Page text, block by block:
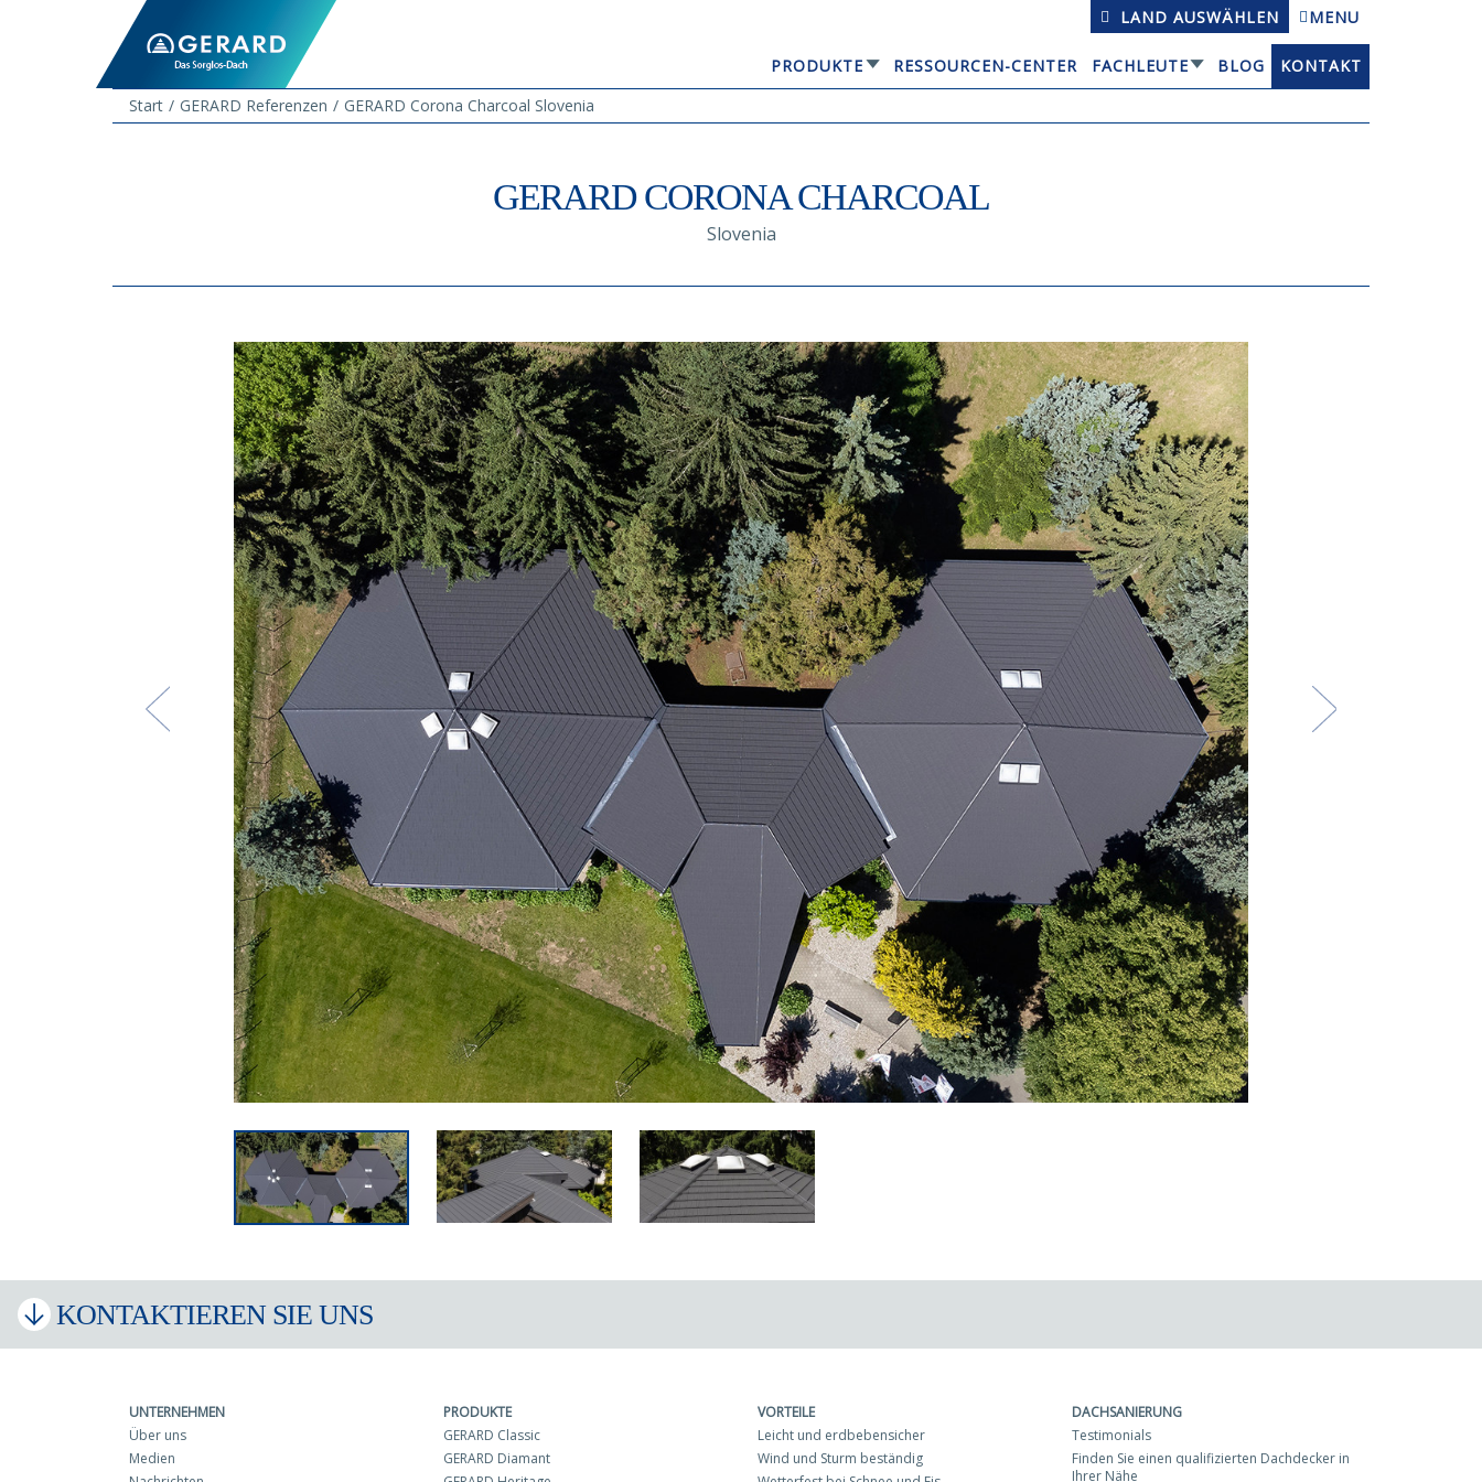
LAND AUSWÄHLEN MENU
PRODUKTE RESSOURCEN-CENTER FACHLEUTE BLOG
KONTAKT
Start
GERARD Referenzen GERARD Corona Charcoal Slovenia
GERARD CORONA CHARCOAL
Slovenia
KONTAKTIEREN SIE UNS
UNTERNEHMEN
Über uns
Medien
PRODUKTE
GERARD Classic
GERARD Diamant
VORTEILE
Leicht und erdbebensicher
Wind und Sturm beständig
DACHSANIERUNG
Testimonials
Finden Sie einen qualifizierten Dachdecker in
Ihrer Nähe